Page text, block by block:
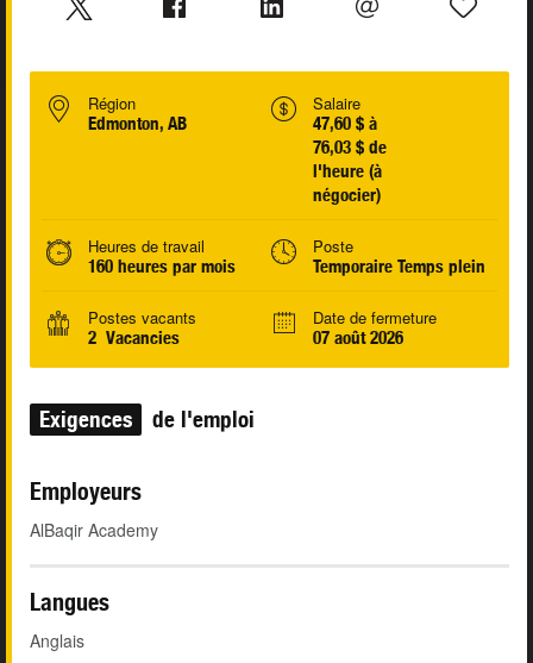
Région
Edmonton, AB
Salaire
47,60 $ à
76,03 $ de
l'heure (à
négocier)
Heures de travail
160 heures par mois
Poste
Temporaire Temps plein
Postes vacants
2 Vacancies
Date de fermeture
07 août 2026
Exigences de l'emploi
Employeurs
AlBaqir Academy
Langues
Anglais